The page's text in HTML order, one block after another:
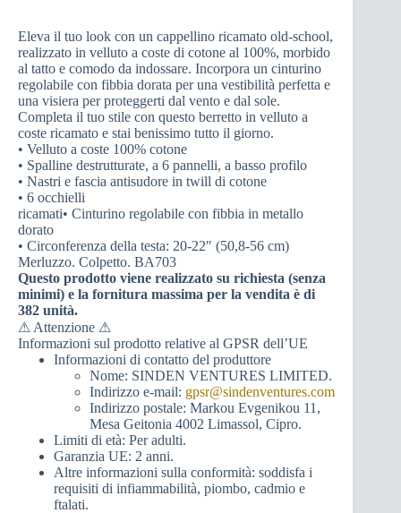
Eleva il tuo look con un cappellino ricamato old-school,
realizzato in velluto a coste di cotone al 100%, morbido
al tatto e comodo da indossare. Incorpora un cinturino
regolabile con fibbia dorata per una vestibilità perfetta e
una visiera per proteggerti dal vento e dal sole.
Completa il tuo stile con questo berretto in velluto a
coste ricamato e stai benissimo tutto il giorno.
• Velluto a coste 100% cotone
• Spalline destrutturate, a 6 pannelli, a basso profilo
• Nastri e fascia antisudore in twill di cotone
• 6 occhielli
ricamati• Cinturino regolabile con fibbia in metallo
dorato
• Circonferenza della testa: 20-22″ (50,8-56 cm)
Merluzzo. Colpetto. BA703
Questo prodotto viene realizzato su richiesta (senza
minimi) e la fornitura massima per la vendita è di
382 unità.
⚠ Attenzione ⚠
Informazioni sul prodotto relative al GPSR dell’UE
Informazioni di contatto del produttore
Nome: SINDEN VENTURES LIMITED.
Indirizzo e-mail: gpsr@sindenventures.com
Indirizzo postale: Markou Evgenikou 11,
Mesa Geitonia 4002 Limassol, Cipro.
Limiti di età: Per adulti.
Garanzia UE: 2 anni.
Altre informazioni sulla conformità: soddisfa i
requisiti di infiammabilità, piombo, cadmio e
ftalati.